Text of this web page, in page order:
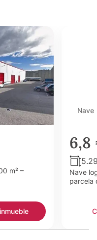
m² –
Nave
Nave
parcela